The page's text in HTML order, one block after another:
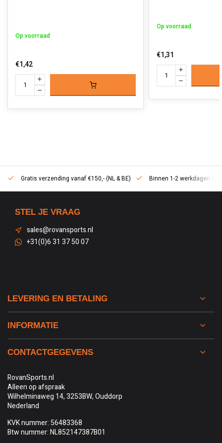
Op voorraad
€1,42
Op voorraad
€1,31
Gratis verzending vanaf €150,- (NL & BE) Binnen 1-2 werkdagen in
STEL JE VRAAG
sales@rovansports.nl
+31(0)6 31 37 50 07
LEVERING EN BETALING
INFORMATIE
CONTACTGEGEVENS
RovanSports.nl
Alleen op afspraak
Wilhelminaweg 14, 3253BW, Ouddorp
Nederland
KVK nummer: 56483368
Btw nummer: NL852147387B01